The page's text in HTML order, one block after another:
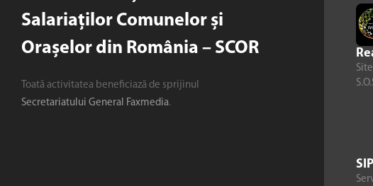
Salariaților Comunelor și
Orașelor din România – SCOR
Toată activitatea beneficiază de sprijinul
Secretariatului General Faxmedia.